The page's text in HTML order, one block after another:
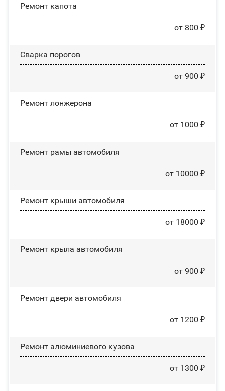
Ремонт капота
от 800 ₽
Сварка порогов
от 900 ₽
Ремонт лонжерона
от 1000 ₽
Ремонт рамы автомобиля
от 10000 ₽
Ремонт крыши автомобиля
от 18000 ₽
Ремонт крыла автомобиля
от 900 ₽
Ремонт двери автомобиля
от 1200 ₽
Ремонт алюминиевого кузова
от 1300 ₽